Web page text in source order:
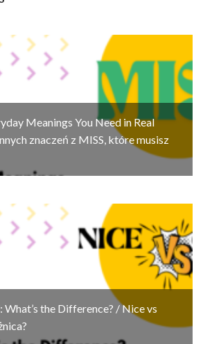
Meanings You Need in Real
znaczeń z MISS, które musisz
What’s the Difference? / Nice vs